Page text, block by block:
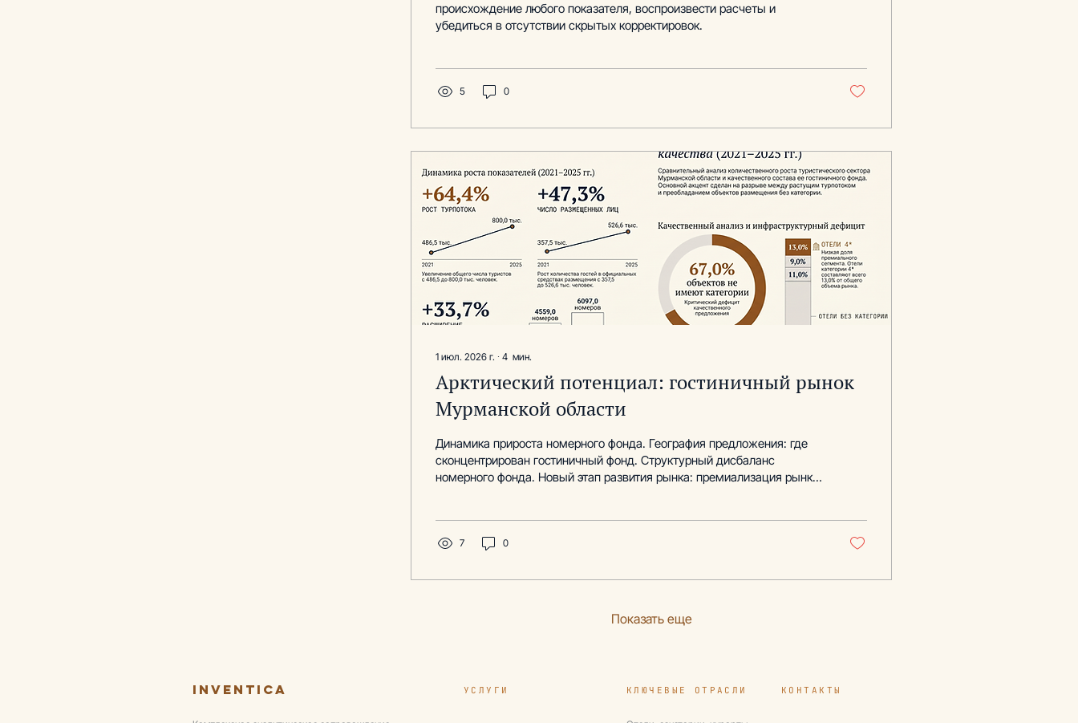
происхождение любого показателя, воспроизвести расчеты и
убедиться в отсутствии скрытых корректировок.
5 0
1 июл. 2026 г. ∙ 4 мин.
Арктический потенциал: гостиничный рынок
Мурманской области
Динамика прироста номерного фонда. География предложения: где
сконцентрирован гостиничный фонд. Структурный дисбаланс
номерного фонда. Новый этап развития рынка: премиализация рынка
7 0
Показать еще
Inventica УСЛУГИ КЛЮЧЕВЫЕ ОТРАСЛИ КОНТАКТЫ